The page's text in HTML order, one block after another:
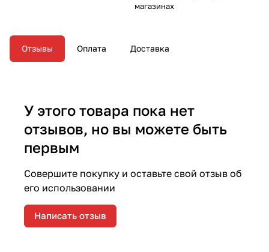
магазинах
Отзывы Оплата Доставка
У этого товара пока нет
отзывов, но вы можете быть
первым
Совершите покупку и оставьте свой отзыв об
его использовании
Написать отзыв